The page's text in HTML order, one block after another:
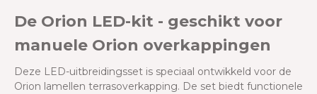
De Orion LED-kit - geschikt voor
manuele Orion overkappingen
Deze LED-uitbreidingsset is speciaal ontwikkeld voor de
Orion lamellen terrasoverkapping. De set biedt functionele